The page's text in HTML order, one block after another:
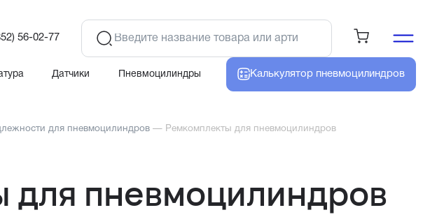
56-02-77
Датчики Пневмоцилиндры Калькулятор пневмоцилиндров
для пневмоцилиндров — Ремкомплекты для пневмоцилиндров
для пневмоцилиндров